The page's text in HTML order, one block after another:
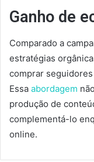
Ganho de
Comparado a
estratégias
comprar
Essa abordagem
produção de
complementá-lo
online.